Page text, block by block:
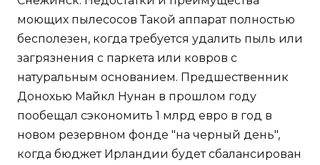
моющих пылесосов Такой аппарат полностью
бесполезен, когда требуется удалить пыль или
загрязнения с паркета или ковров с
натуральным основанием. Предшественник
Донохью Майкл Нунан в прошлом году
пообещал сэкономить 1 млрд евро в год в
новом резервном фонде "на черный день",
когда бюджет Ирландии будет сбалансирован